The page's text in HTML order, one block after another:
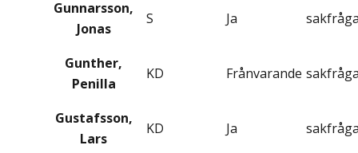
Gunnarsson,
Jonas
S Ja
Gunther,
Penilla
KD Frånvarande
Gustafsson,
Lars
KD Ja